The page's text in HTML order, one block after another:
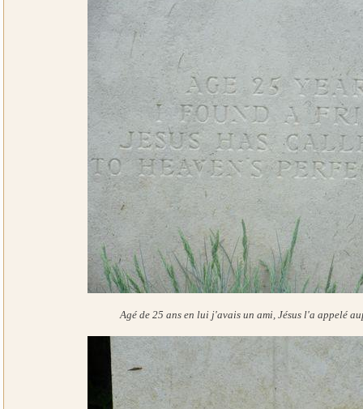
Agé de 25 ans en lui j'avais un ami, Jésus l'a appelé